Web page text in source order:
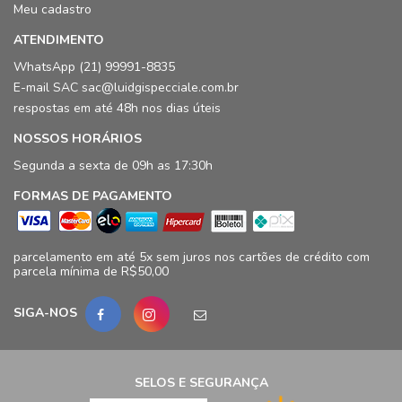
O termo "moletom" se refere ao tipo de tecido macio e quente,
um casaco feito desse material. Quando um casaco moletom
possui capuz, ele é chamado de moletom com capuz. Portanto,
todo casaco com capuz feito de moletom é um moletom, mas
nem todo moletom é um casaco com capuz (pode ser uma calça,
por exemplo). Na Luidgi Specciale, você encontra diversas
Meu cadastro
ATENDIMENTO
WhatsApp (21) 99991-8835
E-mail SAC sac@luidgispecciale.com.br
respostas em até 48h nos dias úteis
NOSSOS HORÁRIOS
Segunda a sexta de 09h as 17:30h
FORMAS DE PAGAMENTO
parcelamento em até 5x sem juros nos cartões de crédito com
parcela mínima de R$50,00
SIGA-NOS
SELOS E SEGURANÇA